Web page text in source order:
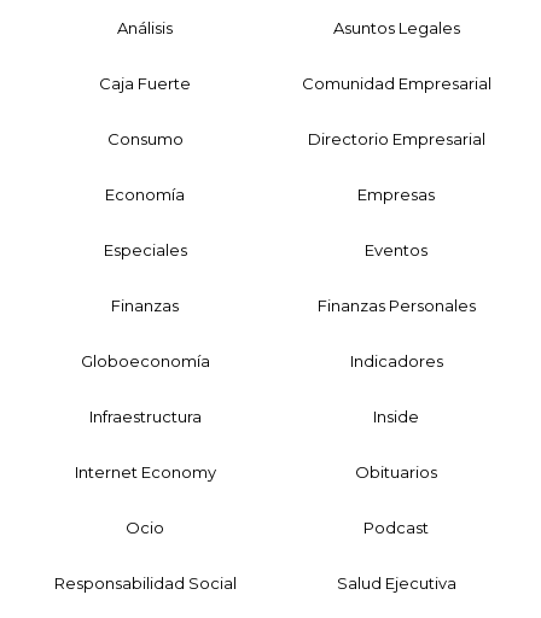
Análisis Asuntos Legales
Caja Fuerte Comunidad Empresarial
Consumo Directorio Empresarial
Economía Empresas
Especiales Eventos
Finanzas Finanzas Personales
Globoeconomía Indicadores
Infraestructura Inside
Internet Economy Obituarios
Ocio Podcast
Responsabilidad Social Salud Ejecutiva